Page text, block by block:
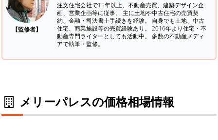
【監修者】
注文住宅会社で15年以上、不動産売買、建築デザイン企
画、営業企画等に従事。 主に土地や中古住宅の売買契
約、金融・司法書士手続きを経験。 自身でも土地、中古
住宅、商業施設等の売買経験あり。 2016年より住宅・不
動産専門ライターとしても活動中。 多数の不動産メディ
アで執筆・監修。
メリーパレスの価格相場情報